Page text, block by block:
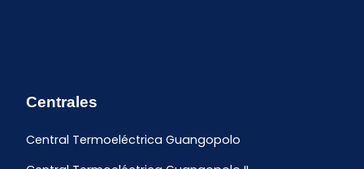
Centrales
Central Termoeléctrica Guangopolo